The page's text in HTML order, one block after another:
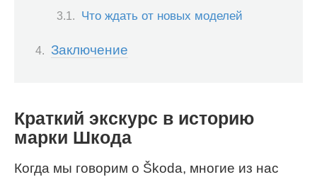
Что ждать от новых моделей
Заключение
Краткий экскурс в историю
марки Шкода
Когда мы говорим о Škoda, многие из нас